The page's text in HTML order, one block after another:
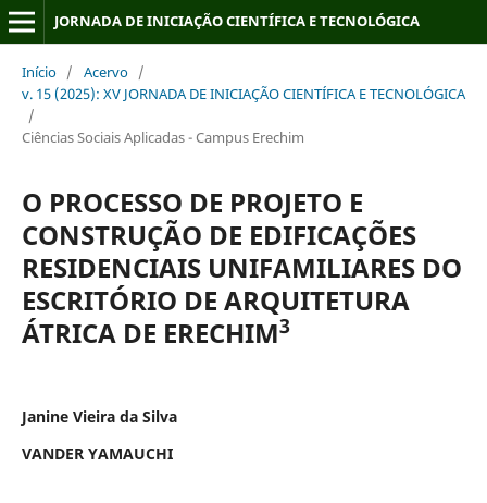
JORNADA DE INICIAÇÃO CIENTÍFICA E TECNOLÓGICA
Início / Acervo /
v. 15 (2025): XV JORNADA DE INICIAÇÃO CIENTÍFICA E TECNOLÓGICA
/
Ciências Sociais Aplicadas - Campus Erechim
O PROCESSO DE PROJETO E
CONSTRUÇÃO DE EDIFICAÇÕES
RESIDENCIAIS UNIFAMILIARES DO
ESCRITÓRIO DE ARQUITETURA
ÁTRICA DE ERECHIM3
Janine Vieira da Silva
VANDER YAMAUCHI